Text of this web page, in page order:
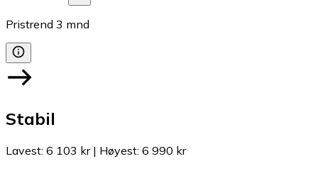
Pristrend 3 mnd
Stabil
Lavest: 6 103 kr| Høyest: 6 990 kr